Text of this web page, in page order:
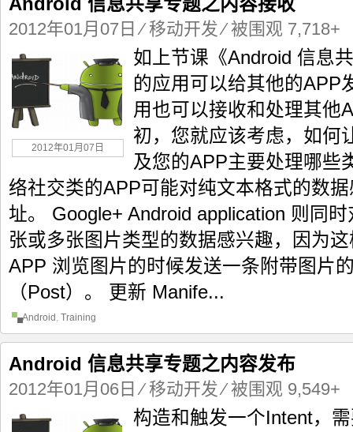
2012年01月07日 ⁄移动开发⁄ 被围观 7,718+
2012年01月07日
如上节课《Android 信息
的应用可以给其他的APP
用也可以接收和处理其他
初，您就应该考虑，如何
及您的APP主要处理哪些
络社交类的APP可能对纯文本格式的数
址。 Google+ Android application 则同
张或多张图片类型的数据感兴趣，因为
APP 浏览图片的时候发送一条附带图片
（Post）。 更新 Manife...
Android , Training
Android 信息共享专题之内容发布
2012年01月06日 ⁄移动开发⁄ 被围观 9,549+
构造和触发一个Intent，